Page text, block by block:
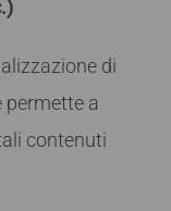
di
permette a
contenuti